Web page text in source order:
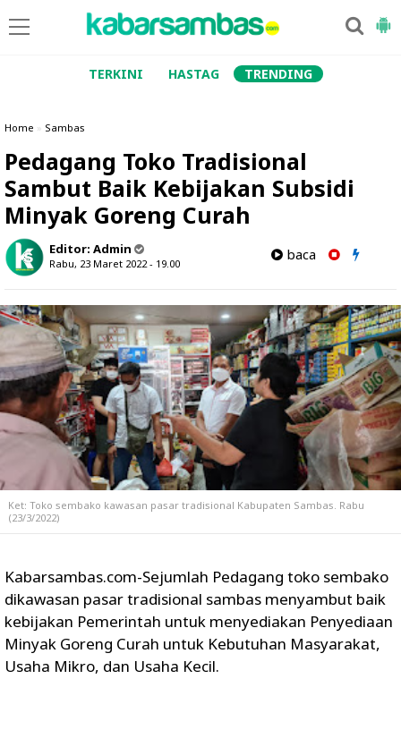
TERKINI HASTAG TRENDING
Home » Sambas
Pedagang Toko Tradisional
Sambut Baik Kebijakan Subsidi
Minyak Goreng Curah
Editor: Admin
Rabu, 23 Maret 2022 - 19.00
baca
Ket: Toko sembako kawasan pasar tradisional Kabupaten Sambas. Rabu
(23/3/2022)
Kabarsambas.com-Sejumlah Pedagang toko sembako
dikawasan pasar tradisional sambas menyambut baik
kebijakan Pemerintah untuk menyediakan Penyediaan
Minyak Goreng Curah untuk Kebutuhan Masyarakat,
Usaha Mikro, dan Usaha Kecil.